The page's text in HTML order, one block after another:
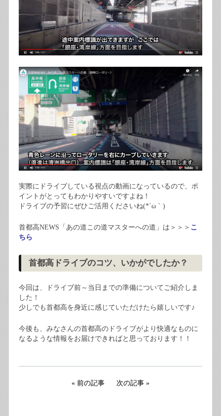
実際にドライブしている視点の動画になっているので、ポ
イントがとってもわかりやすいですよね！
ドライブの予習にぜひご活用くださいね(*´ω｀)
首都高NEWS「あの道この道マスターへの道」は＞＞＞ こ
ちら
首都高ドライブのコツ、いかがでしたか？
今回は、ドライブ前～当日までの準備についてご紹介しま
した！
少しでも首都高を身近に感じていただけたら嬉しいです♪
今後も、みなさんの首都高のドライブがより快適なものに
なるような情報をお届けできればと思っております！！
前の記事 次の記事